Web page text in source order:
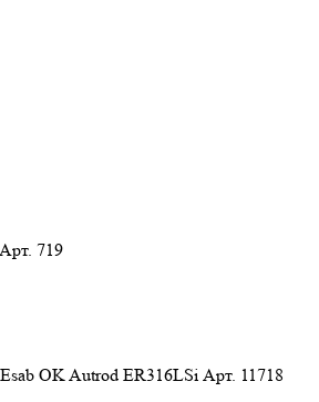
719
OK Autrod ER316LSi Арт. 11718